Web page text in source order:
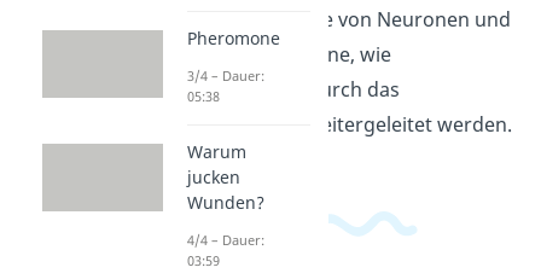
Verstehe die Rolle von Neuronen und
Synapsen und lerne, wie
Informationen durch das
Nervensystem weitergeleitet werden.
Pheromone
3/4 – Dauer:
05:38
Warum
jucken
Wunden?
4/4 – Dauer:
03:59